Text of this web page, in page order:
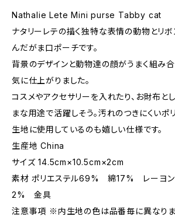
Nathalie Lete Mini purse Tabby cat
ナタリーレテの描く独特な表情の動物とリ
んだがま口ポーチです。
背景のデザインと動物達の顔がうまく組み合
気に仕上がりました。
コスメやアクセサリーを入れたり、お財布と
まな用途で活躍しそう。汚れのつきにくいポ
生地に使用しているのも嬉しい仕様です。
生産地 China
サイズ 14.5cm×10.5cm×2cm
素材 ポリエステル69% 綿17% レーヨ
2% 金具
注意事項 ※内生地の色は品番毎に異なりま